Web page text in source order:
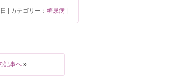
| カテゴリー：糖尿病
記事へ »